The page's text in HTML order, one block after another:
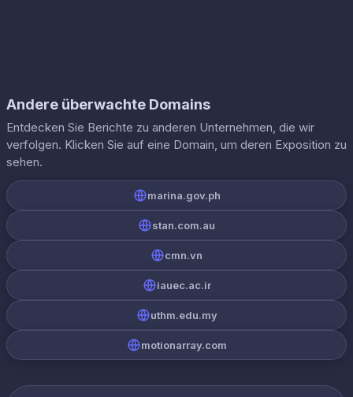
Andere überwachte Domains
Entdecken Sie Berichte zu anderen Unternehmen, die wir
verfolgen. Klicken Sie auf eine Domain, um deren Exposition zu
sehen.
marina.gov.ph
stan.com.au
cmn.vn
iauec.ac.ir
uthm.edu.my
motionarray.com